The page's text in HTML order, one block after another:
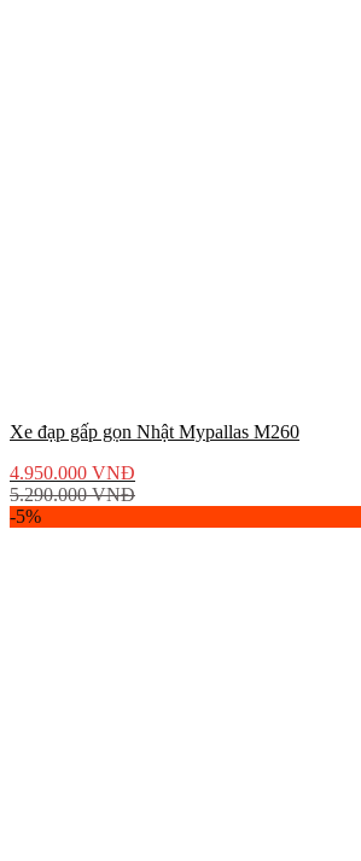
Xe đạp gấp gọn Nhật Mypallas M260
4.950.000 VNĐ
5.290.000VNĐ
-5%